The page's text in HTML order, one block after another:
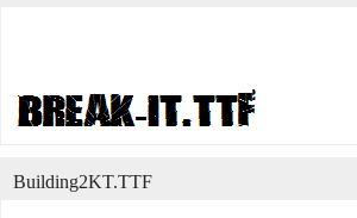
Building2KT.TTF